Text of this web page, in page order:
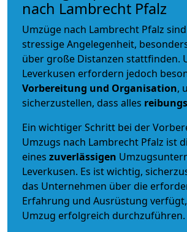
nach Lambrecht Pfalz
Umzüge nach Lambrecht Pfalz
stressige Angelegenheit,
über große Distanzen stattfinden.
Leverkusen erfordern jedoch
Vorbereitung und Organisation,
sicherzustellen, dass alles
Ein wichtiger Schritt bei der
Umzugs nach Lambrecht Pfalz ist
eines zuverlässigen
Leverkusen. Es ist wichtig,
das Unternehmen über die
Erfahrung und Ausrüstung
Umzug erfolgreich durchzuführen.